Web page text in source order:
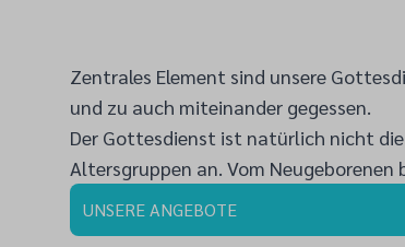
Zentrales Element sind unsere
und zu auch miteinander gegessen.
Der Gottesdienst ist natürlich nicht
Altersgruppen an. Vom
UNSERE ANGEBOTE